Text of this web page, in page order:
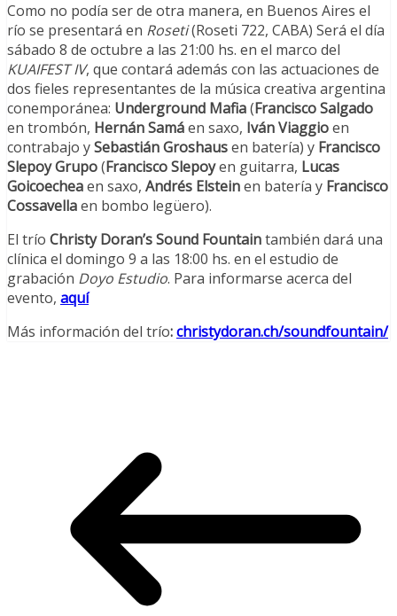
Como no podía ser de otra manera, en Buenos Aires el
río se presentará en Roseti(Roseti 722, CABA) Será el día
sábado 8 de octubre a las 21:00 hs. en el marco del
KUAIFEST IV, que contará además con las actuaciones de
dos fieles representantes de la música creativa argentina
conemporánea: Underground Mafia(Francisco Salgado
en trombón, Hernán Samáen saxo, Iván Viaggioen
contrabajo ySebastián Groshausen batería) y Francisco
Slepoy Grupo(Francisco Slepoyen guitarra, Lucas
Goicoecheaen saxo, Andrés Elsteinen batería y Francisco
Cossavellaen bombo legüero).
El trío Christy Doran’s Sound Fountaintambién dará una
clínica el domingo 9 a las 18:00 hs. en el estudio de
grabación Doyo Estudio. Para informarse acerca del
evento, aquí
Más información del trío:christydoran.ch/soundfountain/